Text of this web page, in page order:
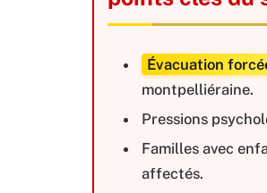
Évacuation
montpelliéraine.
Pressions
Familles avec
affectés.